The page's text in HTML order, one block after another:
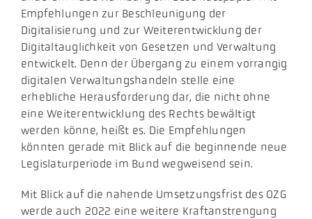
Empfehlungen zur Beschleunigung der
Digitalisierung und zur Weiterentwicklung der
Digitaltauglichkeit von Gesetzen und Verwaltung
entwickelt. Denn der Übergang zu einem vorrangig
digitalen Verwaltungshandeln stelle eine
erhebliche Herausforderung dar, die nicht ohne
eine Weiterentwicklung des Rechts bewältigt
werden könne, heißt es. Die Empfehlungen
könnten gerade mit Blick auf die beginnende neue
Legislaturperiode im Bund wegweisend sein.
Mit Blick auf die nahende Umsetzungsfrist des OZG
werde auch 2022 eine weitere Kraftanstrengung